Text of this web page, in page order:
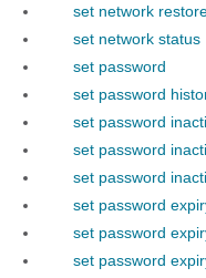
set network
set network status
set password
set password
set password
set password
set password
set password
set password
set password